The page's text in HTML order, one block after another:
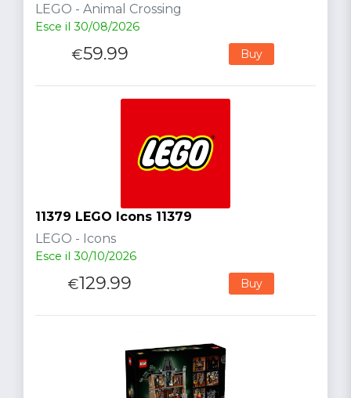
LEGO - Animal Crossing
Esce il 30/08/2026
€59.99 Buy
11379 LEGO Icons 11379
LEGO - Icons
Esce il 30/10/2026
€129.99 Buy